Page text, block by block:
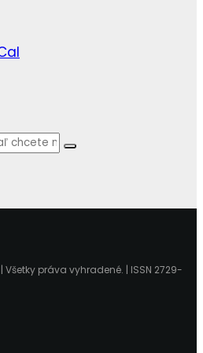
Všetky práva vyhradené. | ISSN 2729-